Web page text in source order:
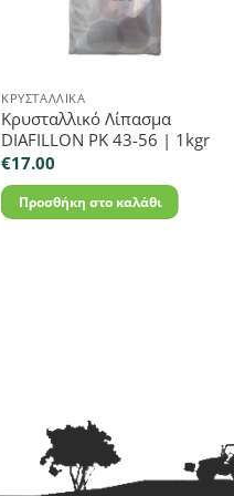
ΚΡΥΣΤΑΛΛΙΚΆ
Κρυσταλλικό Λίπασμα
DIAFILLON PK 43-56 | 1kgr
€17.00
Προσθήκη στο καλάθι